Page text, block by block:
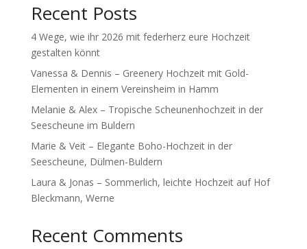
Recent Posts
4 Wege, wie ihr 2026 mit federherz eure Hochzeit
gestalten könnt
Vanessa & Dennis – Greenery Hochzeit mit Gold-
Elementen in einem Vereinsheim in Hamm
Melanie & Alex – Tropische Scheunenhochzeit in der
Seescheune im Buldern
Marie & Veit – Elegante Boho-Hochzeit in der
Seescheune, Dülmen-Buldern
Laura & Jonas – Sommerlich, leichte Hochzeit auf Hof
Bleckmann, Werne
Recent Comments